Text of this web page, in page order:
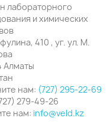
лабораторного
и химических
410 , уг. ул. М.
Алматы
нам: (727) 295-22-69
279-49-26
нам: info@veld.kz